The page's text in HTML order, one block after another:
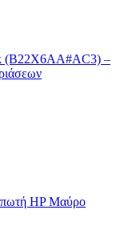
(B22X6AA#AC3) –
HP Μαύρο